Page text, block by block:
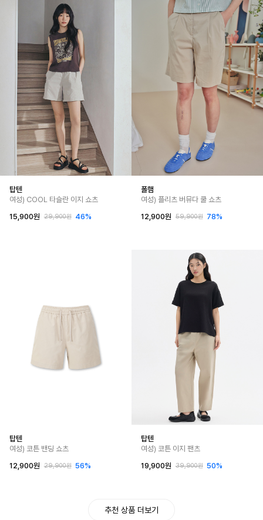
탑텐
여성) COOL 타슬란 이지 쇼츠
15,900원
29,900원 46%
폴햄
여성) 플리츠 버뮤다 쿨 쇼츠
12,900원
59,900원 78%
탑텐
여성) 코튼 밴딩 쇼츠
12,900원
29,900원 56%
탑텐
여성) 코튼 이지 팬츠
19,900원
39,900원 50%
추천 상품 더보기